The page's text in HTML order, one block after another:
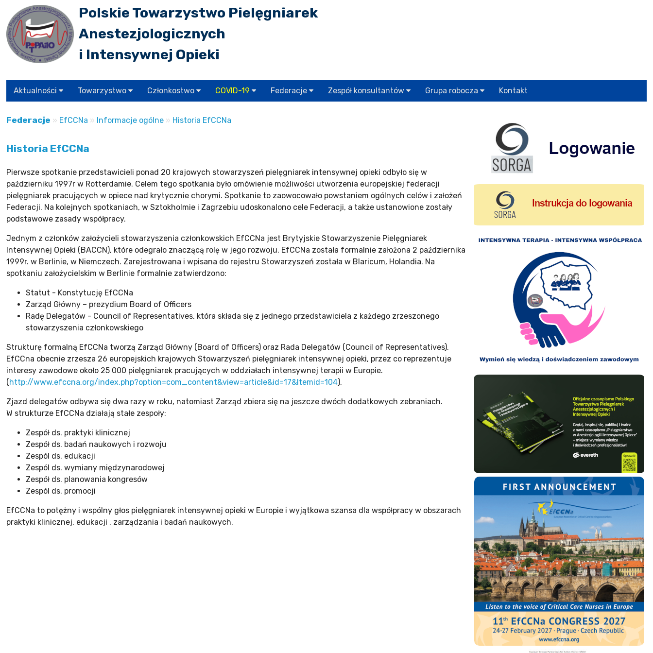
Polskie Towarzystwo Pielęgniarek
Anestezjologicznych
i Intensywnej Opieki
Aktualności Towarzystwo Członkostwo COVID-19 Federacje Zespół konsultantów Grupa robocza Kontakt
Federacje » EfCCNa » Informacje ogólne » Historia EfCCNa
Historia EfCCNa
Pierwsze spotkanie przedstawicieli ponad 20 krajowych stowarzyszeń pielęgniarek intensywnej opieki odbyło się w
październiku 1997r w Rotterdamie. Celem tego spotkania było omówienie możliwości utworzenia europejskiej federacji
pielęgniarek pracujących w opiece nad krytycznie chorymi. Spotkanie to zaowocowało powstaniem ogólnych celów i założeń
Federacji. Na kolejnych spotkaniach, w Sztokholmie i Zagrzebiu udoskonalono cele Federacji, a także ustanowione zostały
podstawowe zasady współpracy.
Jednym z członków założycieli stowarzyszenia członkowskich EfCCNa jest Brytyjskie Stowarzyszenie Pielęgniarek
Intensywnej Opieki (BACCN), które odegrało znaczącą rolę w jego rozwoju. EfCCNa została formalnie założona 2 października
1999r. w Berlinie, w Niemczech. Zarejestrowana i wpisana do rejestru Stowarzyszeń została w Blaricum, Holandia. Na
spotkaniu założycielskim w Berlinie formalnie zatwierdzono:
Statut - Konstytucję EfCCNa
Zarząd Główny – prezydium Board of Officers
Radę Delegatów - Council of Representatives, która składa się z jednego przedstawiciela z każdego zrzeszonego
stowarzyszenia członkowskiego
Strukturę formalną EfCCNa tworzą Zarząd Główny (Board of Officers) oraz Rada Delegatów (Council of Representatives).
EfCCna obecnie zrzesza 26 europejskich krajowych Stowarzyszeń pielęgniarek intensywnej opieki, przez co reprezentuje
interesy zawodowe około 25 000 pielęgniarek pracujących w oddziałach intensywnej terapii w Europie.
(http://www.efccna.org/index.php?option=com_content&view=article&id=17&Itemid=104).
Zjazd delegatów odbywa się dwa razy w roku, natomiast Zarząd zbiera się na jeszcze dwóch dodatkowych zebraniach.
W strukturze EfCCNa działają stałe zespoły:
Zespół ds. praktyki klinicznej
Zespół ds. badań naukowych i rozwoju
Zespól ds. edukacji
Zespól ds. wymiany międzynarodowej
Zespół ds. planowania kongresów
Zespól ds. promocji
EfCCNa to potężny i wspólny głos pielęgniarek intensywnej opieki w Europie i wyjątkowa szansa dla współpracy w obszarach
praktyki klinicznej, edukacji , zarządzania i badań naukowych.